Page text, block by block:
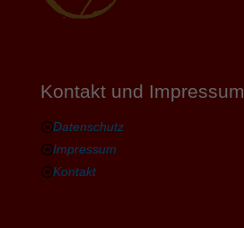
Kontakt und Impressum
Datenschutz
Impressum
Kontakt